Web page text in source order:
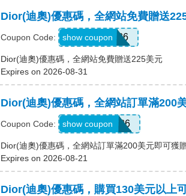
Dior(迪奧)優惠碼，全網站免費贈送
Coupon Code: BRIDE26
show coupon
Dior(迪奧)優惠碼，全網站免費贈送225美元
Expires on 2026-08-31
Dior(迪奧)優惠碼，全網站訂單滿200
Coupon Code: MEMORIAL26
show coupon
Dior(迪奧)優惠碼，全網站訂單滿200美元即可獲
Expires on 2026-08-21
Dior(迪奧)優惠碼，購買130美元以上